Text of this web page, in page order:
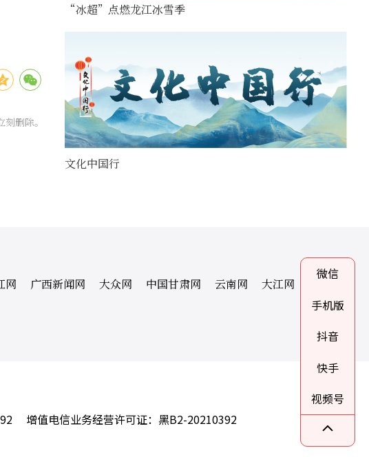
删除。
“冰超”点燃龙江冰雪季
文化中国行
网 广西新闻网 大众网 中国甘肃网 云南网
大江网
增值电信业务经营许可证：黑B2-20210392
微信
手机版
抖音
快手
视频号